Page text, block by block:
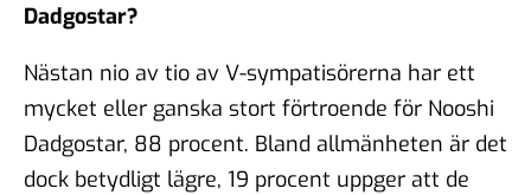
Dadgostar?
Nästan nio av tio av V-sympatisörerna har ett
mycket eller ganska stort förtroende för Nooshi
Dadgostar, 88 procent. Bland allmänheten är det
dock betydligt lägre, 19 procent uppger att de